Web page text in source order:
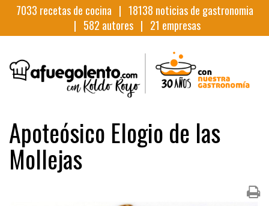
7033 recetas de cocina | 18138 noticias de gastronomia
| 582 autores | 21 empresas
Apoteósico Elogio de las
Mollejas